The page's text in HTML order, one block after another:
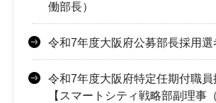
働部長）
令和7年度大阪府公募部長採用選
令和7年度大阪府特定任期付職
【スマートシティ戦略部副理事